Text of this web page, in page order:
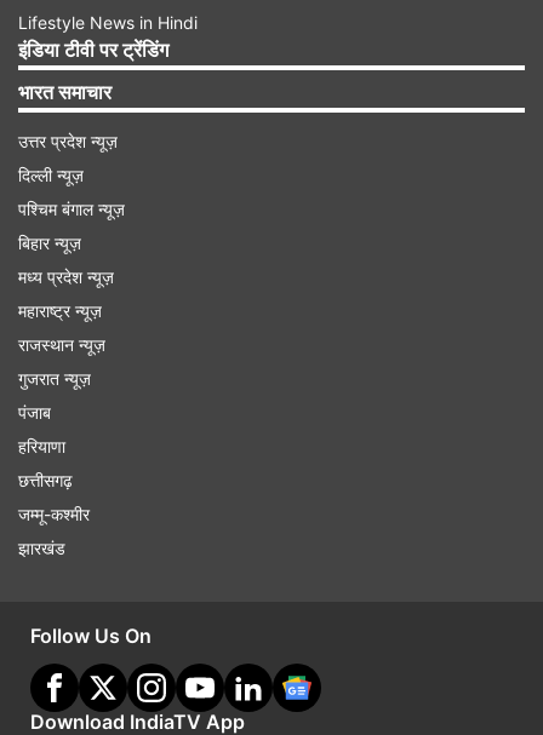
Lifestyle News in Hindi
इंडिया टीवी पर ट्रेंडिंग
भारत समाचार
उत्तर प्रदेश न्यूज़
दिल्ली न्यूज़
पश्चिम बंगाल न्यूज़
बिहार न्यूज़
मध्य प्रदेश न्यूज़
महाराष्ट्र न्यूज़
राजस्थान न्यूज़
गुजरात न्यूज़
पंजाब
हरियाणा
छत्तीसगढ़
जम्मू-कश्मीर
झारखंड
Follow Us On
Download IndiaTV App